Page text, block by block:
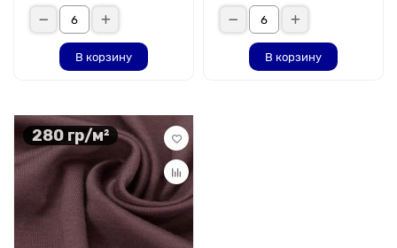
В корзину В корзину
280 гр/м²